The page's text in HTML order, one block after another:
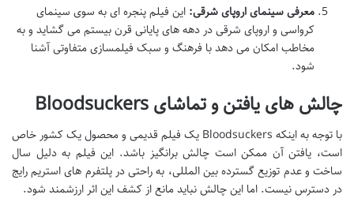
معرفی سینمای اروپای شرقی: این فیلم پنجره ای به سوی سینمای
کرواسی و اروپای شرقی در دهه های پایانی قرن بیستم می گشاید و به
مخاطب امکان می دهد با فرهنگ و سبک فیلمسازی متفاوتی آشنا
شود.
چالش های یافتن و تماشای Bloodsuckers
با توجه به اینکه Bloodsuckers یک فیلم قدیمی و محصول یک کشور خاص
است، یافتن آن ممکن است چالش برانگیز باشد. این فیلم به دلیل سال
ساخت و عدم توزیع گسترده بین المللی، به راحتی در پلتفرم های استریم رایج
در دسترس نیست. اما این چالش نباید مانع از کشف این اثر ارزشمند شود.